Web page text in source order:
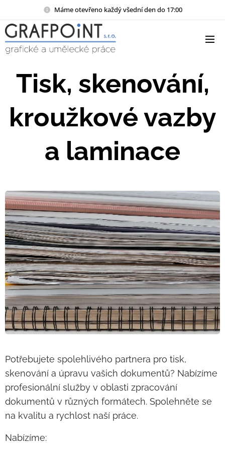
Máme otevřeno každý všední den do 17:00
Tisk, skenování,
kroužkové vazby
a laminace
Potřebujete spolehlivého partnera pro tisk,
skenování a úpravu vašich dokumentů? Nabízíme
profesionální služby v oblasti zpracování
dokumentů v různých formátech. Spolehněte se
na kvalitu a rychlost naší práce.
Nabízíme: